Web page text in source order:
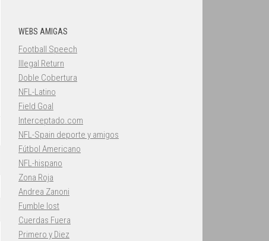
WEBS AMIGAS
Football Speech
Illegal Return
Doble Cobertura
NFL-Latino
Field Goal
Interceptado.com
NFL-Spain deporte y amigos
Fútbol Americano
NFL-hispano
Zona Roja
Andrea Zanoni
Fumble lost
Cuerdas Fuera
Primero y Diez